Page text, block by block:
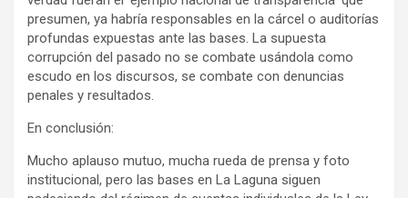
presumen, ya habría responsables en la cárcel o auditorías
profundas expuestas ante las bases. La supuesta
corrupción del pasado no se combate usándola como
escudo en los discursos, se combate con denuncias
penales y resultados.
En conclusión:
Mucho aplauso mutuo, mucha rueda de prensa y foto
institucional, pero las bases en La Laguna siguen